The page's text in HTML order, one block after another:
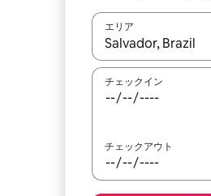
エリア
検索結果が表示され
チェックイン
チェックアウト